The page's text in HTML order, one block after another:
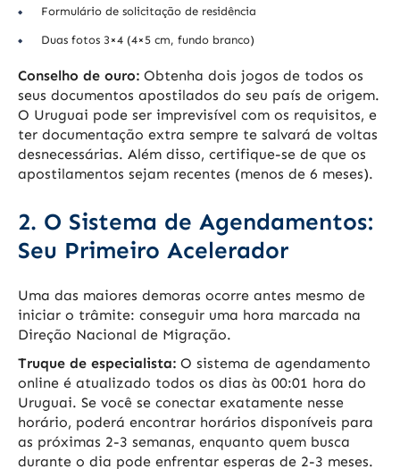
Formulário de solicitação de residência
Duas fotos 3×4 (4×5 cm, fundo branco)
Conselho de ouro: Obtenha dois jogos de todos os
seus documentos apostilados do seu país de origem.
O Uruguai pode ser imprevisível com os requisitos, e
ter documentação extra sempre te salvará de voltas
desnecessárias. Além disso, certifique-se de que os
apostilamentos sejam recentes (menos de 6 meses).
2. O Sistema de Agendamentos:
Seu Primeiro Acelerador
Uma das maiores demoras ocorre antes mesmo de
iniciar o trâmite: conseguir uma hora marcada na
Direção Nacional de Migração.
Truque de especialista: O sistema de agendamento
online é atualizado todos os dias às 00:01 hora do
Uruguai. Se você se conectar exatamente nesse
horário, poderá encontrar horários disponíveis para
as próximas 2-3 semanas, enquanto quem busca
durante o dia pode enfrentar esperas de 2-3 meses.